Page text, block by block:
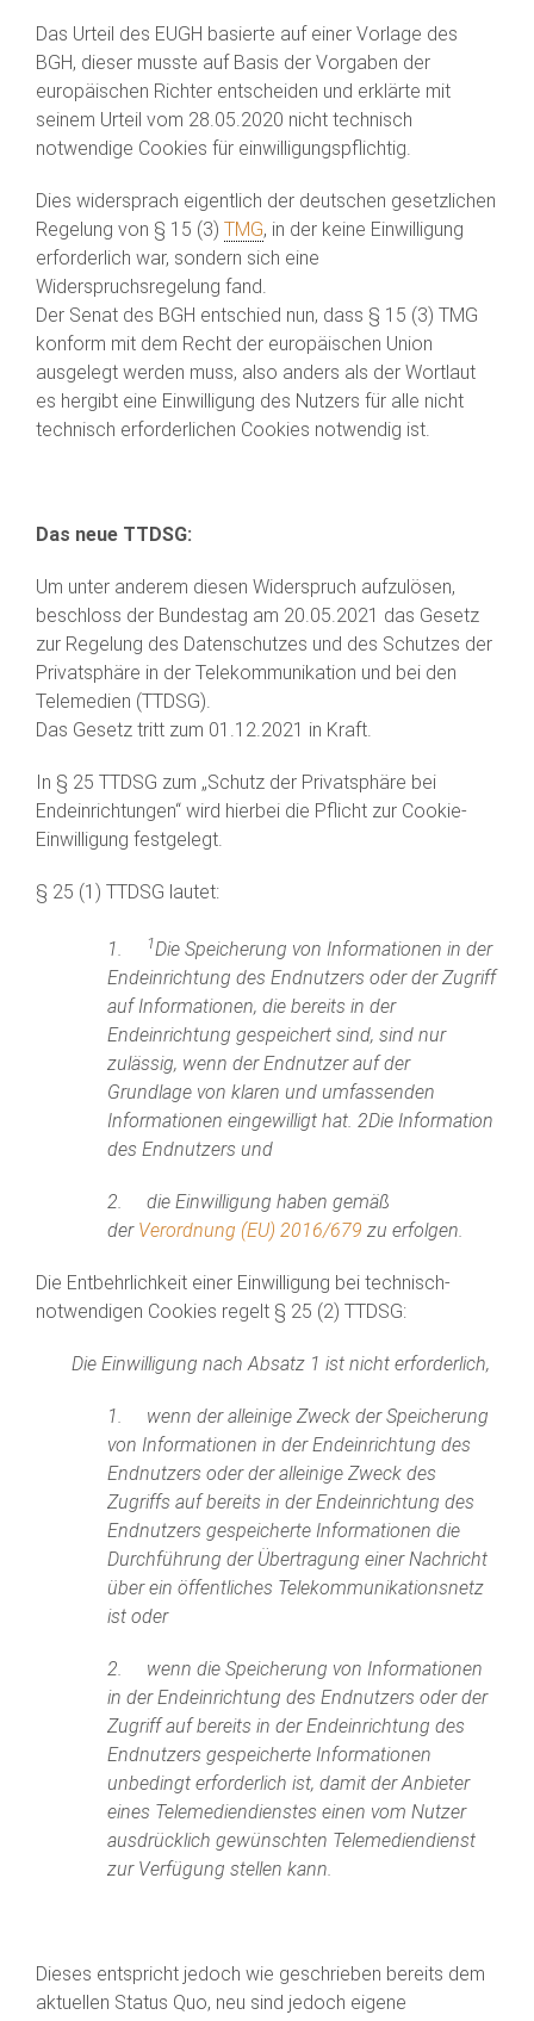
Das Urteil des EUGH basierte auf einer Vorlage des
BGH, dieser musste auf Basis der Vorgaben der
europäischen Richter entscheiden und erklärte mit
seinem Urteil vom 28.05.2020 nicht technisch
notwendige Cookies für einwilligungspflichtig.
Dies widersprach eigentlich der deutschen gesetzlichen
Regelung von § 15 (3) TMG, in der keine Einwilligung
erforderlich war, sondern sich eine
Widerspruchsregelung fand.
Der Senat des BGH entschied nun, dass § 15 (3) TMG
konform mit dem Recht der europäischen Union
ausgelegt werden muss, also anders als der Wortlaut
es hergibt eine Einwilligung des Nutzers für alle nicht
technisch erforderlichen Cookies notwendig ist.
Das neue TTDSG:
Um unter anderem diesen Widerspruch aufzulösen,
beschloss der Bundestag am 20.05.2021 das Gesetz
zur Regelung des Datenschutzes und des Schutzes der
Privatsphäre in der Telekommunikation und bei den
Telemedien (TTDSG).
Das Gesetz tritt zum 01.12.2021 in Kraft.
In § 25 TTDSG zum „Schutz der Privatsphäre bei
Endeinrichtungen“ wird hierbei die Pflicht zur Cookie-
Einwilligung festgelegt.
§ 25 (1) TTDSG lautet:
1. 1Die Speicherung von Informationen in der
Endeinrichtung des Endnutzers oder der Zugriff
auf Informationen, die bereits in der
Endeinrichtung gespeichert sind, sind nur
zulässig, wenn der Endnutzer auf der
Grundlage von klaren und umfassenden
Informationen eingewilligt hat. 2Die Information
des Endnutzers und
2. die Einwilligung haben gemäß
der Verordnung (EU) 2016/679 zu erfolgen.
Die Entbehrlichkeit einer Einwilligung bei technisch-
notwendigen Cookies regelt § 25 (2) TTDSG:
Die Einwilligung nach Absatz 1 ist nicht erforderlich,
1. wenn der alleinige Zweck der Speicherung
von Informationen in der Endeinrichtung des
Endnutzers oder der alleinige Zweck des
Zugriffs auf bereits in der Endeinrichtung des
Endnutzers gespeicherte Informationen die
Durchführung der Übertragung einer Nachricht
über ein öffentliches Telekommunikationsnetz
ist oder
2. wenn die Speicherung von Informationen
in der Endeinrichtung des Endnutzers oder der
Zugriff auf bereits in der Endeinrichtung des
Endnutzers gespeicherte Informationen
unbedingt erforderlich ist, damit der Anbieter
eines Telemediendienstes einen vom Nutzer
ausdrücklich gewünschten Telemediendienst
zur Verfügung stellen kann.
Dieses entspricht jedoch wie geschrieben bereits dem
aktuellen Status Quo, neu sind jedoch eigene